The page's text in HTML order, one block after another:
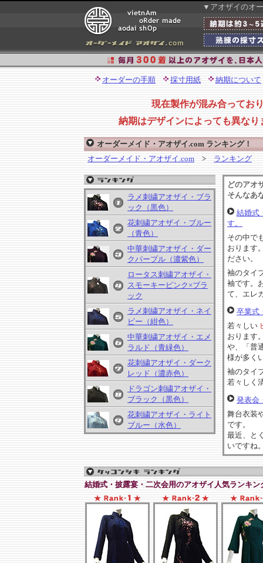
▼アオザイのオ
オーダーの手順 採寸用紙 納期について
現在製作が混み合ってお
納期はデザインによっても異な
オーダーメイド・アオザイ.com ランキング！
オーダーメイド・アオザイ.com > ランキング
ラメ刺繍アオザイ・ブラ
ック（黒色）
花刺繍アオザイ・ブルー
（青色）
中華刺繍アオザイ・ダー
クパープル（濃紫色）
ロータス刺繍アオザイ・
スモーキーピンク×ブラ
ック
ラメ刺繍アオザイ・ネイ
ビー（紺色）
中華刺繍アオザイ・エメ
ラルド（青緑色）
花刺繍アオザイ・ダーク
レッド（濃赤色）
ドラゴン刺繍アオザイ・
ブラック（黒色）
花刺繍アオザイ・ライト
ブルー（水色）
どのアオ
そんなあ
結婚式
す。
その中で
おります
ださい。
袖のタイ
袖です。
て、エレ
卒業式
若々しい
おります
や、「普
様が多く
袖のタイ
若々しく
発表会
舞台衣装
です。
最近、と
いですね
結婚式・披露宴・二次会用のアオザイ人気ランキ